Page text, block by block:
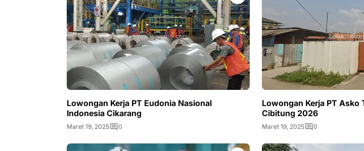
Lowongan Kerja PT Eudonia Nasional
Indonesia Cikarang
Maret 19, 2025 0
Lowongan Kerja PT Asko
Cibitung 2026
Maret 19, 2025 0